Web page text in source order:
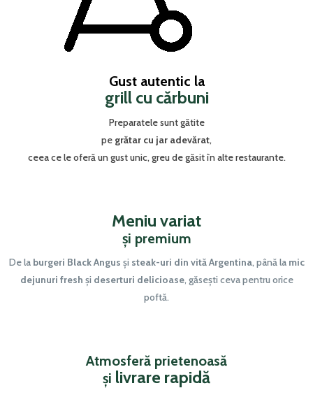
Gust autentic la
grill cu cărbuni
Preparatele sunt gătite
pe grătar cu jar adevărat,
ceea ce le oferă un gust unic, greu de găsit în alte restaurante.
Meniu variat
și premium
De la burgeri Black Angus și steak-uri din vită Argentina, până la mic
dejunuri fresh și deserturi delicioase, găsești ceva pentru orice
poftă.
Atmosferă prietenoasă
și livrare rapidă